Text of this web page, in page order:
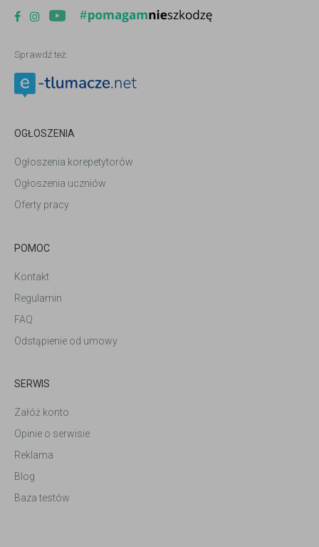
Sprawdź też:
OGŁOSZENIA
Ogłoszenia korepetytorów
Ogłoszenia uczniów
Oferty pracy
POMOC
Kontakt
Regulamin
FAQ
Odstąpienie od umowy
SERWIS
Załóż konto
Opinie o serwisie
Reklama
Blog
Baza testów